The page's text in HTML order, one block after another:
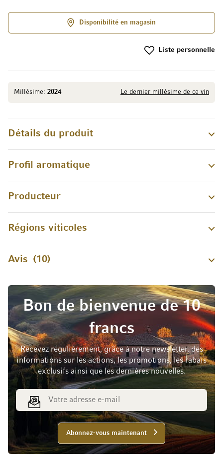
Millésime: 2024 Le dernier millésime de ce vin
Disponibilité en magasin
Liste personnelle
Détails du produit
Profil aromatique
Producteur
Régions viticoles
Avis 10
Bon de bienvenue de 10
francs
Recevez régulièrement, grâce à notre newsletter, des
informations sur les actions, les promotions, les rabais
exclusifs ainsi que les dernières nouvelles.
Adresse e-mail
Abonnez-vous maintenant